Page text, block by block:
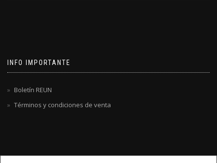
INFO IMPORTANTE
Boletín REUN
Términos y condiciones de venta